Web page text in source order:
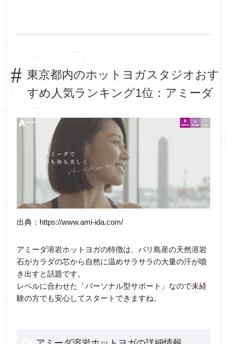
東京都内のホットヨガスタジオおす
すめ人気ランキング1位：アミーダ
出典：https://www.ami-ida.com/
アミーダ溶岩ホットヨガの特徴は、バリ島産の天然溶岩
石がカラダの芯から自然に温めサラサラの大量の汗が噴
き出すと話題です。
レベルに合わせた「パーソナル型サポート」なので未経
験の方でも安心してスタートできますね。